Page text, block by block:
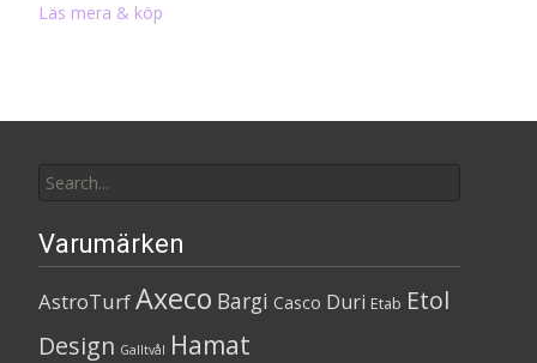
Läs mera & köp
for:
Varumärken
AstroTurfAxeco Bargi Casco Duri Etab Etol
Design Galltvål Hamat